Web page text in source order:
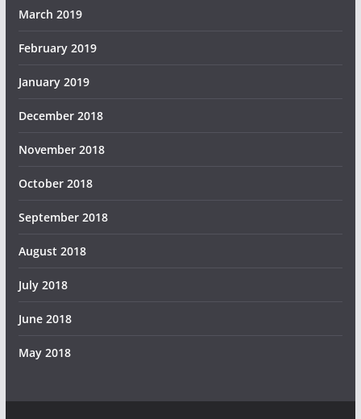
March 2019
February 2019
January 2019
December 2018
November 2018
October 2018
September 2018
August 2018
July 2018
June 2018
May 2018